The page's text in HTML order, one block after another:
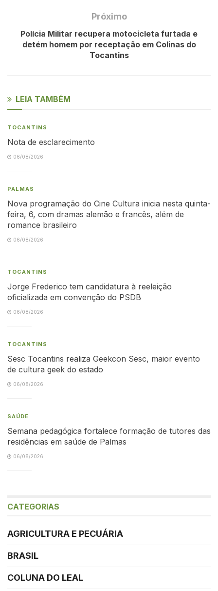
Próximo
Polícia Militar recupera motocicleta furtada e
detém homem por receptação em Colinas do
Tocantins
LEIA TAMBÉM
TOCANTINS
Nota de esclarecimento
06/08/2026
PALMAS
Nova programação do Cine Cultura inicia nesta quinta-
feira, 6, com dramas alemão e francês, além de
romance brasileiro
06/08/2026
TOCANTINS
Jorge Frederico tem candidatura à reeleição
oficializada em convenção do PSDB
06/08/2026
TOCANTINS
Sesc Tocantins realiza Geekcon Sesc, maior evento
de cultura geek do estado
06/08/2026
SAÚDE
Semana pedagógica fortalece formação de tutores das
residências em saúde de Palmas
06/08/2026
CATEGORIAS
AGRICULTURA E PECUÁRIA
BRASIL
COLUNA DO LEAL